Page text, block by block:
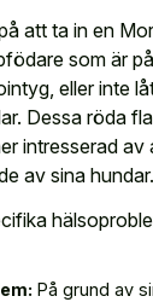
att ta in en
som är
eller inte
Dessa röda
intresserad av
av sina hundar.
På grund av